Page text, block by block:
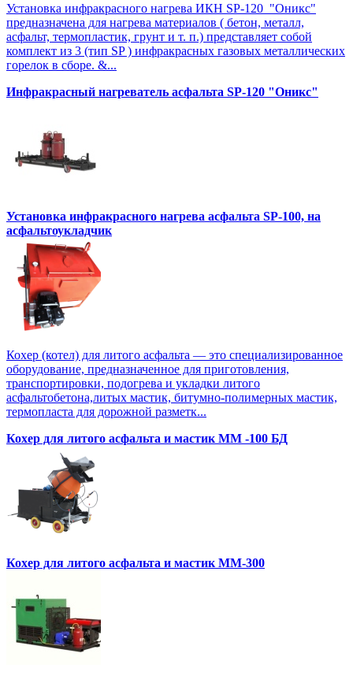
Установка инфракрасного нагрева ИКН SP-120 "Оникс"
предназначена для нагрева материалов ( бетон, металл,
асфальт, термопластик, грунт и т. п.) представляет собой
комплект из 3 (тип SP ) инфракрасных газовых металлических
горелок в сборе. &...
Инфракрасный нагреватель асфальта SP-120 "Оникс"
Установка инфракрасного нагрева асфальта SP-100, на
асфальтоукладчик
Кохер (котел) для литого асфальта — это специализированное
оборудование, предназначенное для приготовления,
транспортировки, подогрева и укладки литого
асфальтобетона,литых мастик, битумно-полимерных мастик,
термопласта для дорожной разметк...
Кохер для литого асфальта и мастик MM -100 БД
Кохер для литого асфальта и мастик MM-300